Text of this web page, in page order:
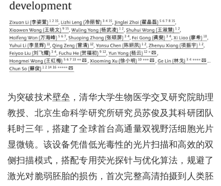
为突破技术壁垒，清华大学生物医学交叉研究院助理
教授、北京生命科学研究所研究员苏俊及其科研团队
耗时三年，搭建了全球首台高通量双视野活细胞光片
显微镜。该设备凭借低光毒性的光片扫描和高效的双
侧扫描模式，搭配专用荧光探针与优化算法，规避了
激光对脆弱胚胎的损伤，首次完整高清拍摄到人类胚